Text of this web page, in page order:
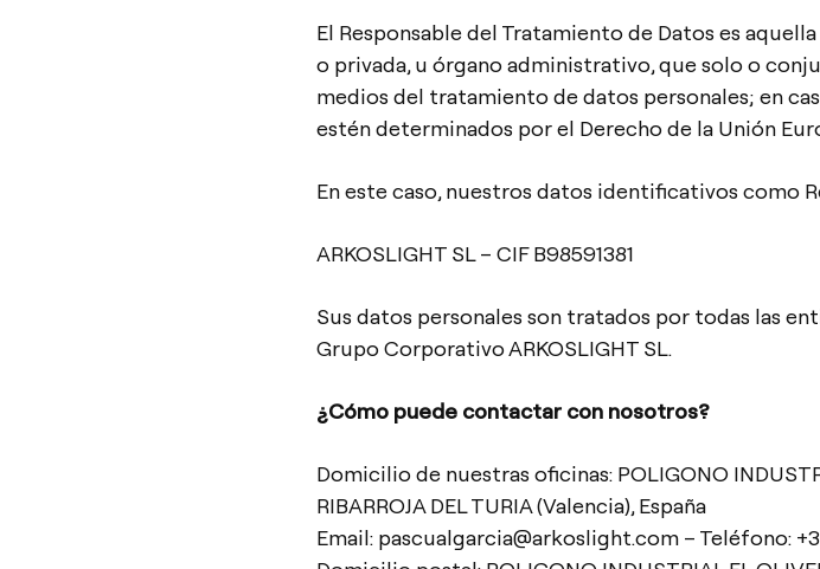
El Responsable del Tratamiento de Datos es
o privada, u órgano administrativo, que solo o
medios del tratamiento de datos personales; en
estén determinados por el Derecho de la Unión
En este caso, nuestros datos identificativos como
ARKOSLIGHT SL – CIF B98591381
Sus datos personales son tratados por todas las
Grupo Corporativo ARKOSLIGHT SL.
¿Cómo puede contactar con nosotros?
Domicilio de nuestras oficinas: POLIGONO
RIBARROJA DEL TURIA (Valencia), España
Email: pascualgarcia@arkoslight.com – Teléfono: